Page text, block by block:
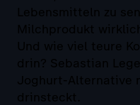
Lebensmitteln zu
Milchprodukt
Und wie viel teure
drin? Sebastian
Joghurt-Alternative
drinsteckt.